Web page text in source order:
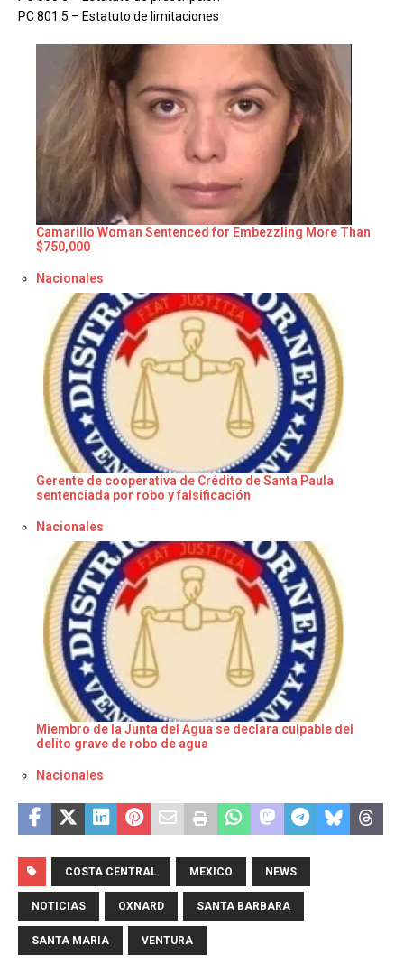
PC 801.5 – Estatuto de limitaciones
Camarillo Woman Sentenced for Embezzling More Than
$750,000
Respecto a
Nacionales
Gerente de cooperativa de Crédito de Santa Paula
sentenciada por robo y falsificación
Respecto a
Nacionales
Miembro de la Junta del Agua se declara culpable del
delito grave de robo de agua
Respecto a
Nacionales
COSTA CENTRAL MEXICO NEWS
NOTICIAS OXNARD SANTA BARBARA
SANTA MARIA VENTURA